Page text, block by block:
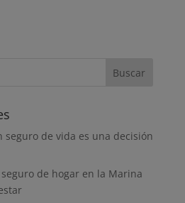
seguro de vida es una decisión
de hogar en la Marina